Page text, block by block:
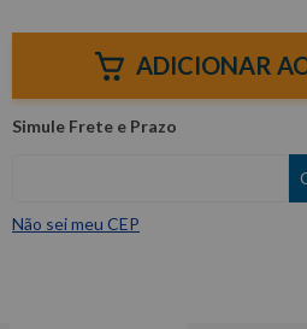
ADICIONAR
Não sei meu CEP